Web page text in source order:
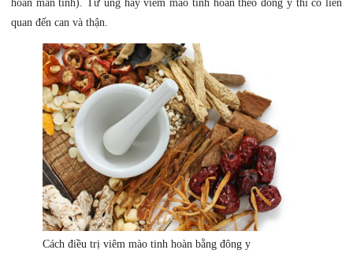
hoàn mãn tính). Tử ung hay viêm mào tinh hoàn theo đông y thì có liên
quan đến can và thận.
Cách điều trị viêm mào tinh hoàn bằng đông y